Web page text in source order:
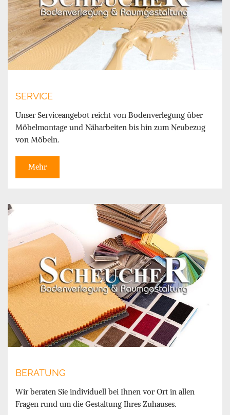
SERVICE
Unser Serviceangebot reicht von Bodenverlegung über
Möbelmontage und Näharbeiten bis hin zum Neubezug
von Möbeln.
Mehr
BERATUNG
Wir beraten Sie individuell bei Ihnen vor Ort in allen
Fragen rund um die Gestaltung Ihres Zuhauses.